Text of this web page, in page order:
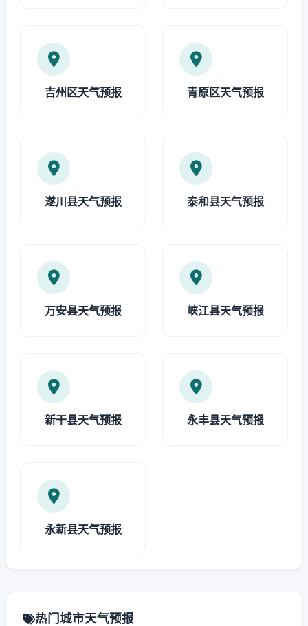
吉州区天气预报 青原区天气预报
遂川县天气预报 泰和县天气预报
万安县天气预报 峡江县天气预报
新干县天气预报 永丰县天气预报
永新县天气预报
热门城市天气预报